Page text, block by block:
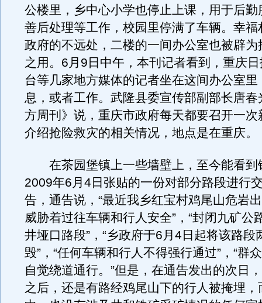
公楼里，乡中心小学也停止上课，用于后勤
善后处理等工作，校园里停满了车辆。幸福
政府的不远处，二楼的一间办公室也被辟为
之用。6月9日中午，本刊记者看到，重庆
台等几家地方媒体的记者坐在这间办公室里
息，或者工作。武隆县委宣传部副部长唐春
方周刊》说，重庆市政府每天都要召开一次
介绍抢险救灾的相关情况，地点是在重庆。
在茶园堡镇上一些墙壁上，至今能看到
2009年6月4日张贴的一份对部分路段进行
告，通告说，“最近我乡红宝村鸡尾山危岩
威胁着过往车辆和行人安全”，“封闭九矿公
井垭口路段”，“乡政府于6月4日起将该路段
毁”，“任何车辆和行人不得强行通过”，“群
自觉绕道通行。”但是，在通告发出的次日
之后，还是有路经鸡尾山下的行人被掩埋，